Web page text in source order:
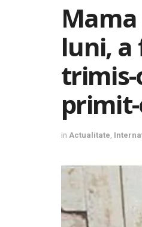
luni, a
trimis-
in Actualitate